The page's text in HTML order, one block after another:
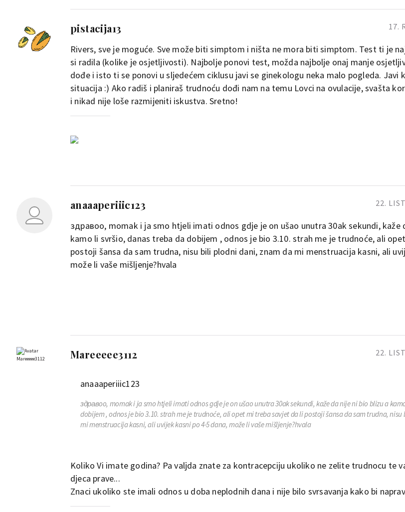
pistacija13 17.
Rivers, sve je moguće. Sve može biti simptom i ništa ne mora biti simptom. Test ti je
si radila (kolike je osjetljivosti). Najbolje ponovi test, možda najbolje onaj manje
dođe i isto ti se ponovi u sljedećem ciklusu javi se ginekologu neka malo pogleda. Javi
situacija :) Ako radiš i planiraš trudnoću dođi nam na temu Lovci na ovulacije, svašta
i nikad nije loše razmijeniti iskustva. Sretno!
anaaaperiiic123 22.
здравoo, momak i ja smo htjeli imati odnos gdje je on ušao unutra 30ak sekundi, kaže
kamo li svršio, danas treba da dobijem , odnos je bio 3.10. strah me je trudnoće, ali
postoji šansa da sam trudna, nisu bili plodni dani, znam da mi menstruacija kasni, ali
može li vaše mišljenje?hvala
Mareeeee3112 22.
anaaaperiiic123
здравoo, momak i ja smo htjeli imati odnos gdje je on ušao unutra 30ak sekundi, kaže da nije ni bio blizu a
dobijem , odnos je bio 3.10. strah me je trudnoće, ali opet mi treba savjet da li postoji šansa da sam trudna,
mi menstruacija kasni, ali uvijek kasni po 4-5 dana, može li vaše mišljenje?hvala
Koliko Vi imate godina? Pa valjda znate za kontracepciju ukoliko ne zelite trudnocu te
djeca prave...
Znaci ukoliko ste imali odnos u doba neplodnih dana i nije bilo svrsavanja kako bi